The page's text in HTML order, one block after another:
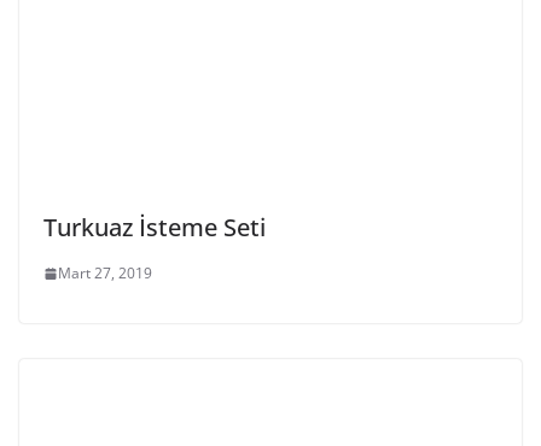
Turkuaz İsteme Seti
Mart 27, 2019